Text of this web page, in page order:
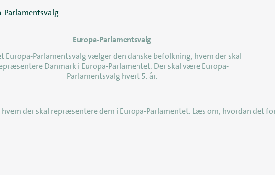
Parlamentsvalg
Europa-Parlamentsvalg
Europa-Parlamentsvalg vælger den danske befolkning, hvem der skal
Danmark i Europa-Parlamentet. Der skal være Europa-
Parlamentsvalg hvert 5. år.
senest opdateret 28. april 2026
der skal repræsentere dem i Europa-Parlamentet. Læs om, hvordan det